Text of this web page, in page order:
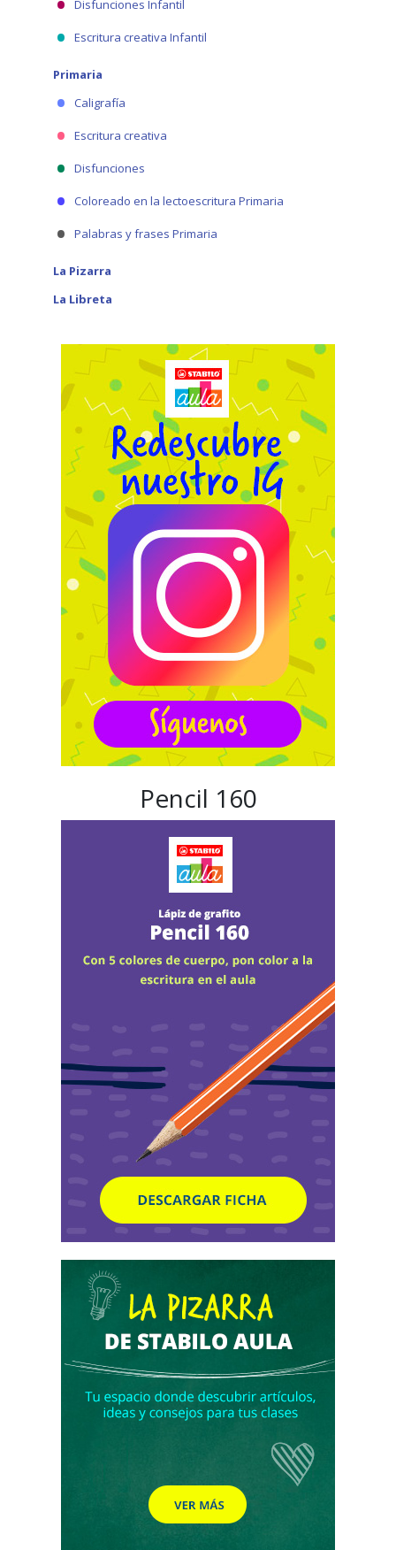
Disfunciones Infantil
Escritura creativa Infantil
Primaria
Caligrafía
Escritura creativa
Disfunciones
Coloreado en la lectoescritura Primaria
Palabras y frases Primaria
La Pizarra
La Libreta
Pencil 160